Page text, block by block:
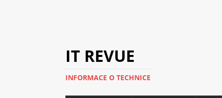
IT REVUE
INFORMACE O TECHNICE